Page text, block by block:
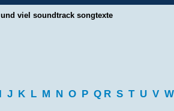
viel soundtrack songtexte
I J K L M N O P Q R S T U V W